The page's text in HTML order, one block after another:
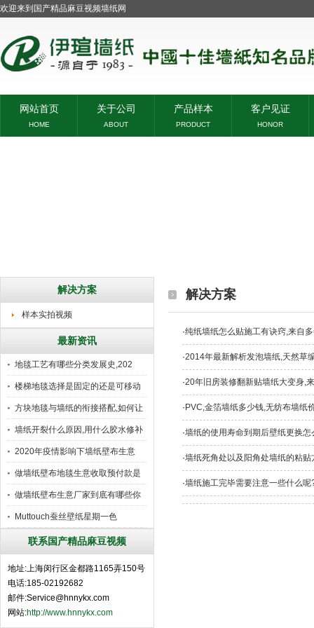
欢迎来到国产精品麻豆视频墙纸网
网站首页
HOME
关于公司
ABOUT
产品样本
PRODUCT
客户见证
HONOR
解决方案
样本实拍视频
最新资讯
地毯工艺有哪些分类发展史,202
楼梯地毯选择是固定的还是可移动
好
方块地毯与墙纸的衔接搭配,如何让
墙纸开裂什么原因,用什么胶水修补
2020年疫情影响下墙纸壁布生意
做墙纸壁布地毯生意收取预付款是
行
做墙纸壁布生意厂家到底有哪些你
所
Muttouch蚕丝壁纸星期一色
联系国产精品麻豆视频
地址:上海闵行区金都路1165弄150号
电话:185-02192682
邮件:Service@hnnykx.com
网站:http://www.hnnykx.com
解决方案
·纯纸墙纸怎么贴施工有诀窍,来自
·2014年最新解析发泡墙纸,天然草
·20年旧房装修翻新贴墙纸大变身,
· PVC,金箔墙纸多少钱,无纺布墙纸
·墙纸的使用寿命到期后壁纸更换怎
·墙纸死角处以及阳角处墙纸的粘贴
·墙纸施工完毕需要注意一些什么呢?